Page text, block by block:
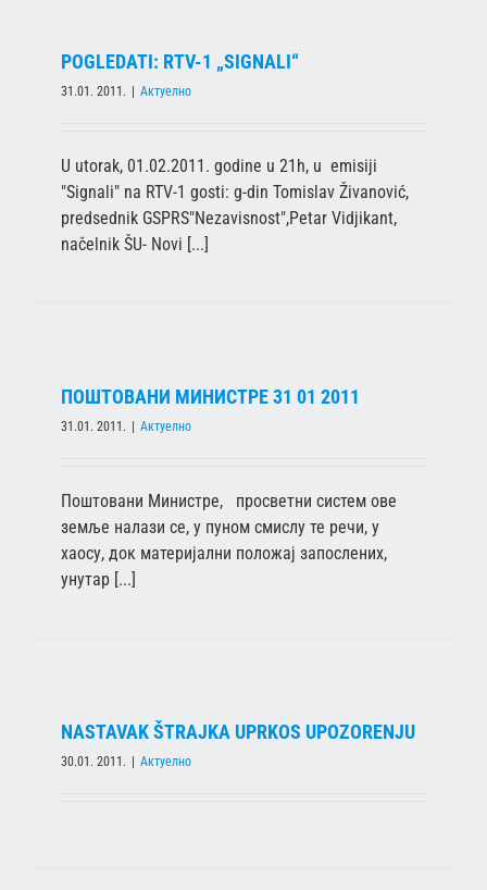
POGLEDATI: RTV-1 „SIGNALI“
31.01. 2011. Актуелно
U utorak, 01.02.2011. godine u 21h, u emisiji
"Signali" na RTV-1 gosti: g-din Tomislav Živanović,
predsednik GSPRS"Nezavisnost",Petar Vidjikant,
načelnik ŠU- Novi [...]
ПОШТОВАНИ МИНИСТРЕ 31 01 2011
31.01. 2011. Актуелно
Поштовани Министре, просветни систем ове
земље налази се, у пуном смислу те речи, у
хаосу, док материјални положај запослених,
унутар [...]
NASTAVAK ŠTRAJKA UPRKOS UPOZORENJU
30.01. 2011. Актуелно